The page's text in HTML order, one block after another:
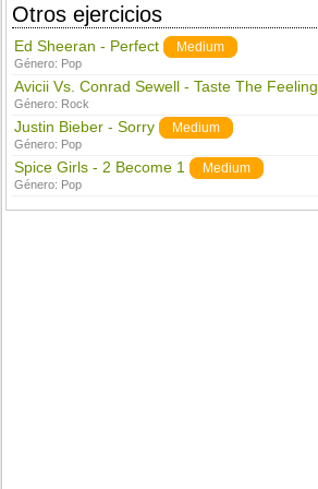
Otros ejercicios
Ed Sheeran - Perfect Medium
Género: Pop
Avicii Vs. Conrad Sewell - Taste The Feeling
Género: Rock
Justin Bieber - Sorry Medium
Género: Pop
Spice Girls - 2 Become 1 Medium
Género: Pop